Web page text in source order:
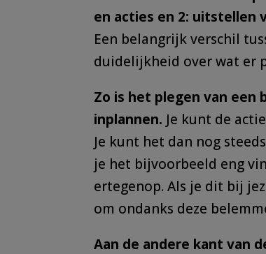
en acties en 2: uitstellen
Een belangrijk verschil
duidelijkheid over wat er
Zo is het plegen van
inplannen. Je kunt de
Je kunt het dan nog
je het bijvoorbeeld eng
ertegenop. Als je dit bij
om ondanks deze
Aan de andere kant van